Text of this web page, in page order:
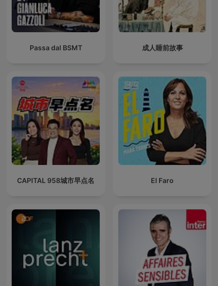
Passa dal BSMT 成人睡前故事
CAPITAL 958城市早点名 El Faro